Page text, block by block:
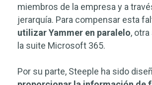
miembros de la empresa y a
jerarquía. Para compensar esta
utilizar Yammer en paralelo,
la suite Microsoft 365.
Por su parte, Steeple ha sido